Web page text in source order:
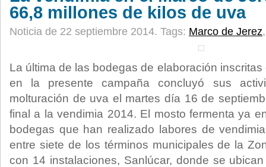
66,8 millones de kilos de uva
Noticia de 22 septiembre 2014. Tags: Marco de Jerez
La última de las bodegas de elaboración
en la presente campaña concluyó sus
molturación de uva el martes día 16 de
final a la vendimia 2014. El mosto fermenta ya
bodegas que han realizado labores de
entre siete de los términos municipales de la
con 14 instalaciones, Sanlúcar, donde se